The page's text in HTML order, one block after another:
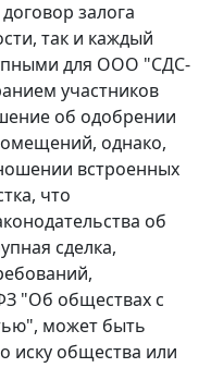
залога
так и каждый
для ООО "СДС-
участников
об одобрении
однако,
встроенных
что
об
сделка,
"Об обществах с
может быть
иску общества или